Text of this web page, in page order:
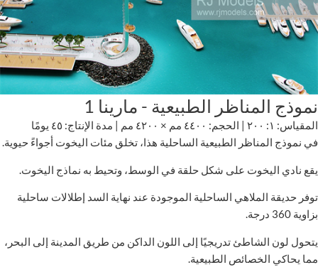
نموذج المناظر الطبيعية - مارينا 1
المقياس: ١: ٢٠٠ | الحجم: ٤٤٠٠ مم × ٤٢٠٠ مم | مدة الإنتاج: ٤٥ يومًا
في نموذج المناظر الطبيعية الساحلية هذا، تخلق مئات اليخوت أجواءً حيوية.
يقع نادي اليخوت على شكل حلقة في الوسط، وتحيط به نماذج اليخوت.
توفر حديقة الملاهي الساحلية الموجودة عند نهاية السد إطلالات ساحلية
بزاوية 360 درجة.
يتحول لون الشاطئ تدريجيًا إلى اللون الداكن من طريق المدينة إلى البحر،
مما يحاكي الخصائص الطبيعية.